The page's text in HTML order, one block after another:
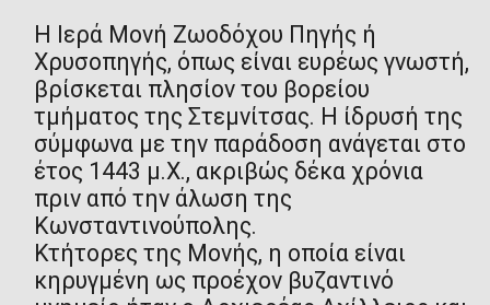
Η Ιερά Μονή Ζωοδόχου Πηγής ή
Χρυσοπηγής, όπως είναι ευρέως γνωστή,
βρίσκεται πλησίον του βορείου
τμήματος της Στεμνίτσας. Η ίδρυσή της
σύμφωνα με την παράδοση ανάγεται στο
έτος 1443 μ.Χ., ακριβώς δέκα χρόνια
πριν από την άλωση της
Κωνσταντινούπολης.
Κτήτορες της Μονής, η οποία είναι
κηρυγμένη ως προέχον βυζαντινό